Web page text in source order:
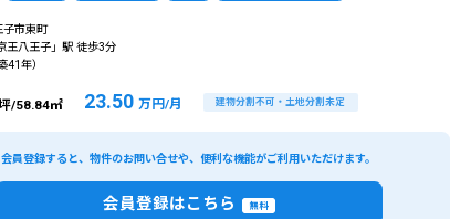
子市東町
王八王子」駅 徒歩3分
41年）
/58.84㎡ 23.50 万円/月 建物分割不可・土地分割未定
会員登録すると、物件のお問い合せや、便利な機能がご利用いただけます。
会員登録はこちら 無料